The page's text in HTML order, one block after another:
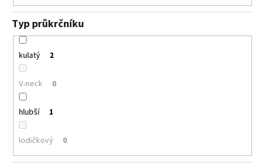
Typ průkrčníku
kulatý 2
V-neck 0
hlubší 1
lodičkový 0